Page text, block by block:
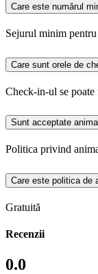
Care este numărul
Sejurul minim pentru
Care sunt orele de
Check-in-ul se poate
Sunt acceptate
Politica privind
Care este politica de
Gratuită
Recenzii
0.0